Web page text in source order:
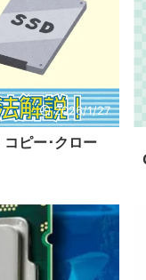
2026/1/27
コピー･クロー